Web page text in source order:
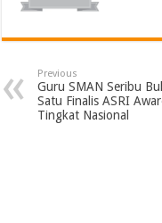
Previous
Guru SMAN Seribu
Satu Finalis ASRI
Tingkat Nasional